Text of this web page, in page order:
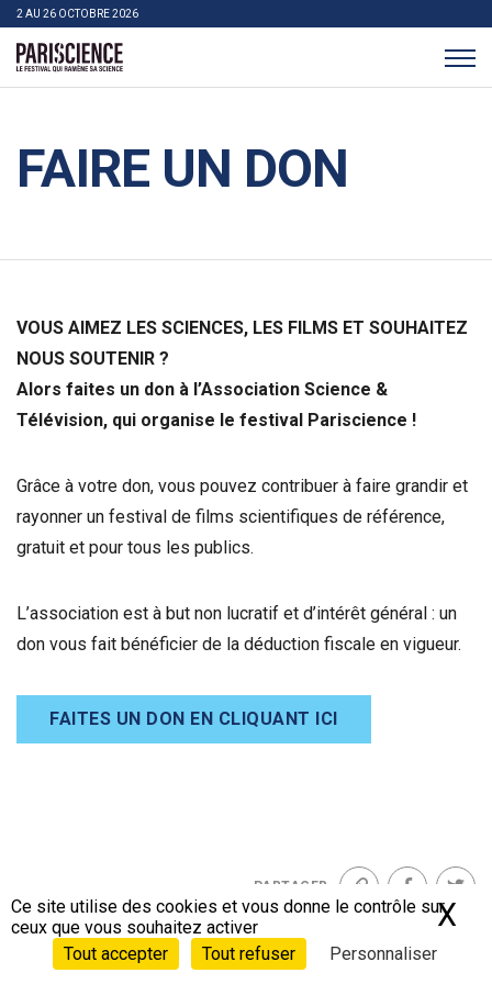
>Aller au contenu
2 AU 26 OCTOBRE 2026
FAIRE UN DON
VOUS AIMEZ LES SCIENCES, LES FILMS ET SOUHAITEZ
NOUS SOUTENIR ?
Alors faites un don à l’Association Science &
Télévision, qui organise le festival Pariscience !
Grâce à votre don, vous pouvez contribuer à faire grandir et
rayonner un festival de films scientifiques de référence,
gratuit et pour tous les publics.
L’association est à but non lucratif et d’intérêt général : un
don vous fait bénéficier de la déduction fiscale en vigueur.
FAITES UN DON EN CLIQUANT ICI
PARTAGER
Lien Facebook
Panneau de gestion des cookies
Ce site utilise des cookies et vous donne le contrôle sur
ceux que vous souhaitez activer
Tout accepter
Tout refuser Personnaliser
X